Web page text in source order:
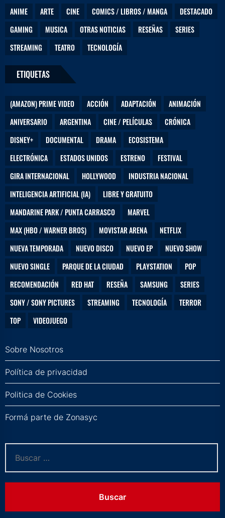
ANIME ARTE CINE COMICS / LIBROS / MANGA
DESTACADO
GAMING
MUSICA OTRAS NOTICIAS RESEÑAS
SERIES
STREAMING
TEATRO TECNOLOGÍA
ETIQUETAS
(AMAZON) PRIME VIDEO ACCIÓN ADAPTACIÓN
ANIMACIÓN
ANIVERSARIO
ARGENTINA CINE / PELÍCULAS
CRÓNICA
DISNEY+
DOCUMENTAL DRAMA
ECOSISTEMA
ELECTRÓNICA
ESTADOS UNIDOS ESTRENO
FESTIVAL
GIRA INTERNACIONAL
HOLLYWOOD
INDUSTRIA NACIONAL
INTELIGENCIA ARTIFICIAL (IA)
LIBRE Y GRATUITO
MANDARINE PARK / PUNTA CARRASCO
MARVEL
MAX (HBO / WARNER BROS)
MOVISTAR ARENA
NETFLIX
NUEVA TEMPORADA
NUEVO DISCO NUEVO EP
NUEVO SHOW
NUEVO SINGLE
PARQUE DE LA CIUDAD PLAYSTATION
POP
RECOMENDACIÓN
RED HAT RESEÑA SAMSUNG
SERIES
SONY / SONY PICTURES
STREAMING TECNOLOGÍA
TERROR
TOP
VIDEOJUEGO
Sobre Nosotros
Política de privacidad
Politica de Cookies
Formá parte de Zonasyc